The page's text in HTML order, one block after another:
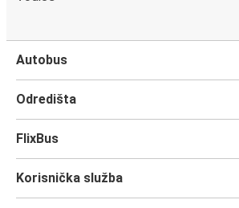
Zaostrog
Gradac
Omiš
Autobus
Odredišta
FlixBus
Korisnička služba